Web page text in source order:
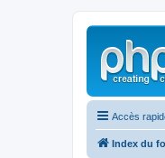
Accès
Index du